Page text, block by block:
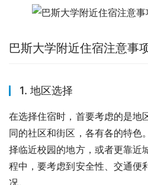
巴斯大学附近住宿注意事
1. 地区选择
在选择住宿时，首要考虑的是地
同的社区和街区，各有各的特色
择临近校园的地方，或者更靠近
程中，要考虑到安全性、交通便
况。